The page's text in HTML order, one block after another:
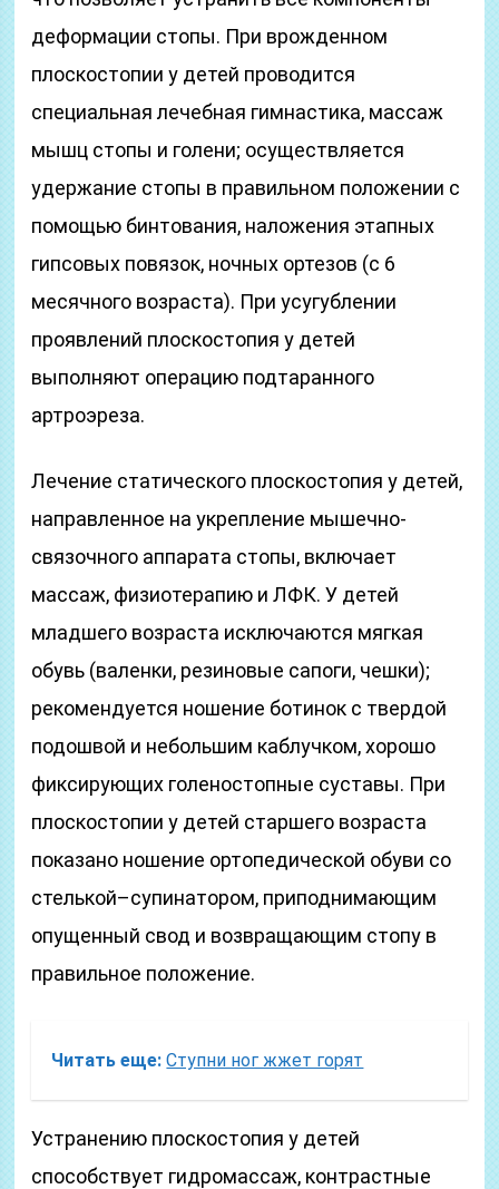
деформации стопы. При врожденном
плоскостопии у детей проводится
специальная лечебная гимнастика, массаж
мышц стопы и голени; осуществляется
удержание стопы в правильном положении с
помощью бинтования, наложения этапных
гипсовых повязок, ночных ортезов (с 6
месячного возраста). При усугублении
проявлений плоскостопия у детей
выполняют операцию подтаранного
артроэреза.
Лечение статического плоскостопия у детей,
направленное на укрепление мышечно-
связочного аппарата стопы, включает
массаж, физиотерапию и ЛФК. У детей
младшего возраста исключаются мягкая
обувь (валенки, резиновые сапоги, чешки);
рекомендуется ношение ботинок с твердой
подошвой и небольшим каблучком, хорошо
фиксирующих голеностопные суставы. При
плоскостопии у детей старшего возраста
показано ношение ортопедической обуви со
стелькой–супинатором, приподнимающим
опущенный свод и возвращающим стопу в
правильное положение.
Читать еще: Ступни ног жжет горят
Устранению плоскостопия у детей
способствует гидромассаж, контрастные